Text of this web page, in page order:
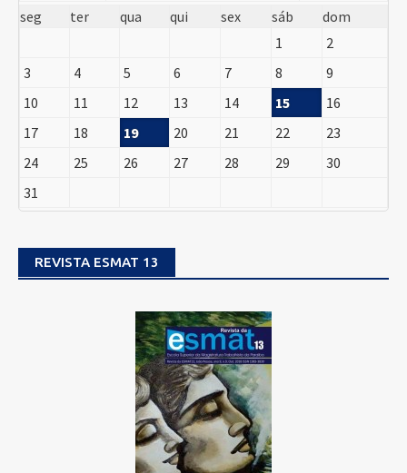
seg
ter qua qui sex sáb
dom
1
2
3
4 5 6 7 8
9
10
11 12 13 14 15
16
17
18 19 20 21 22
23
24
25 26 27 28 29
30
31
REVISTA ESMAT 13